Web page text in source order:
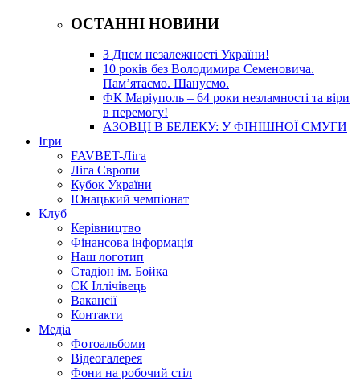
ОСТАННІ НОВИНИ
З Днем незалежності України!
10 років без Володимира Семеновича.
Пам’ятаємо. Шануємо.
ФК Маріуполь – 64 роки незламності та віри
в перемогу!
АЗОВЦІ В БЕЛЕКУ: У ФІНІШНОЇ СМУГИ
Ігри
FAVBET-Ліга
Ліга Європи
Кубок України
Юнацький чемпіонат
Клуб
Керівництво
Фінансова інформація
Наш логотип
Стадіон ім. Бойка
СК Іллічівець
Вакансії
Контакти
Медіа
Фотоальбоми
Відеогалерея
Фони на робочий стіл